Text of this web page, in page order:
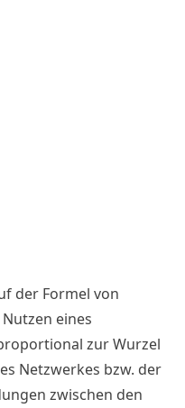
der Formel von
eines
zur Wurzel
Netzwerkes bzw. der
zwischen den